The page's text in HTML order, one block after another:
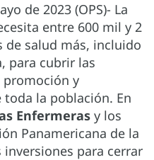
de 2023 (OPS)- La
entre 600 mil y 2
salud más, incluido
para cubrir las
promoción y
la población. En
Enfermeras y los
Panamericana de la
inversiones para cerrar